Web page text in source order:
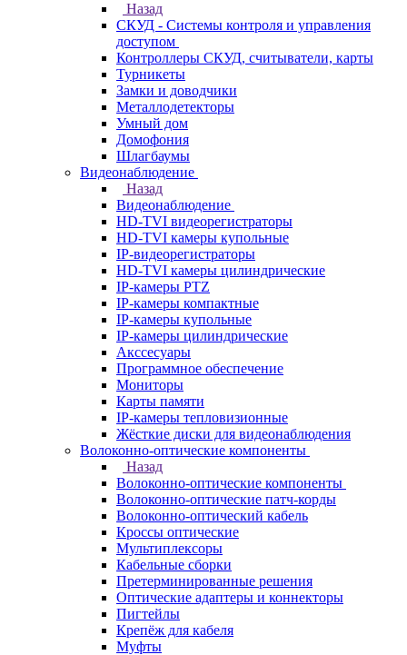
Назад
СКУД - Системы контроля и управления
доступом
Контроллеры СКУД, считыватели, карты
Турникеты
Замки и доводчики
Металлодетекторы
Умный дом
Домофония
Шлагбаумы
Видеонаблюдение
Назад
Видеонаблюдение
HD-TVI видеорегистраторы
HD-TVI камеры купольные
IP-видеорегистраторы
HD-TVI камеры цилиндрические
IP-камеры PTZ
IP-камеры компактные
IP-камеры купольные
IP-камеры цилиндрические
Акссесуары
Программное обеспечение
Мониторы
Карты памяти
IP-камеры тепловизионные
Жёсткие диски для видеонаблюдения
Волоконно-оптические компоненты
Назад
Волоконно-оптические компоненты
Волоконно-оптические патч-корды
Волоконно-оптический кабель
Кроссы оптические
Мультиплексоры
Кабельные сборки
Претерминированные решения
Оптические адаптеры и коннекторы
Пигтейлы
Крепёж для кабеля
Муфты